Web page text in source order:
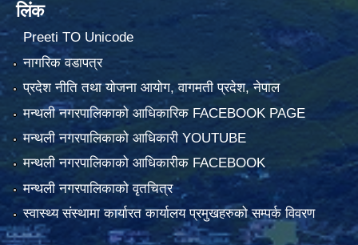
लिंक
Preeti TO Unicode
नागरिक वडापत्र
प्रदेश नीति तथा योजना आयोग, वागमती प्रदेश, नेपाल
मन्थली नगरपालिकाको आधिकारिक FACEBOOK PAGE
मन्थली नगरपालिकाको आधिकारी YOUTUBE
मन्थली नगरपालिकाको आधिकारीक FACEBOOK
मन्थली नगरपालिकाको वृतचित्र
स्वास्थ्य संस्थामा कार्यारत कार्यालय प्रमुखहरुको सम्पर्क विवरण